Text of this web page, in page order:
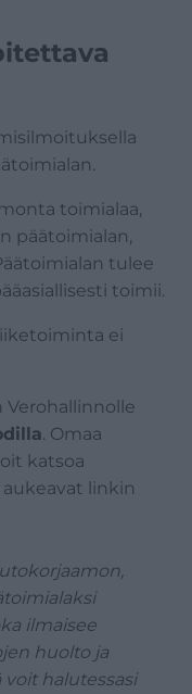
toimialaa,
päätoimialan,
tulee
toimii.
ei
. Omaa
katsoa
aukeavat linkin
ilmaisee
huolto ja
voit halutessasi